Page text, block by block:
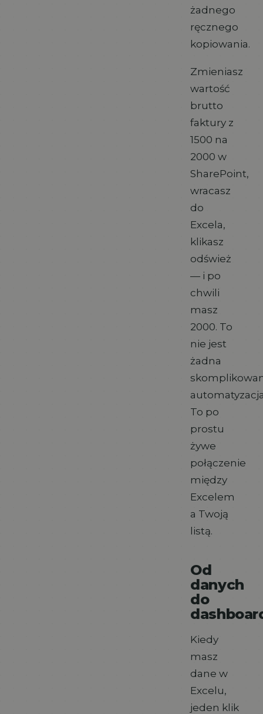
żadnego
ręcznego
kopiowania.
Zmieniasz
wartość
brutto
faktury z
1500 na
2000 w
SharePoint,
wracasz
do
Excela,
klikasz
odśwież
— i po
chwili
masz
2000. To
nie jest
żadna
To po
prostu
żywe
połączenie
między
Excelem
a Twoją
listą.
Od
danych
do
Kiedy
masz
dane w
Excelu,
jeden klik